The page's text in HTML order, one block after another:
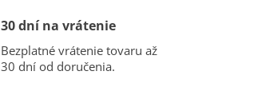
30 dní na vrátenie
Bezplatné vrátenie tovaru až
30 dní od doručenia.